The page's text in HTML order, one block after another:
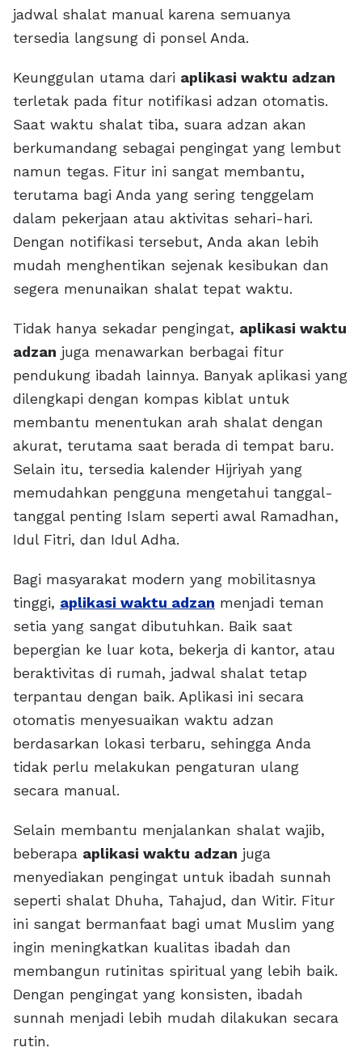
jadwal shalat manual karena semuanya
tersedia langsung di ponsel Anda.
Keunggulan utama dari aplikasi waktu adzan
terletak pada fitur notifikasi adzan otomatis.
Saat waktu shalat tiba, suara adzan akan
berkumandang sebagai pengingat yang lembut
namun tegas. Fitur ini sangat membantu,
terutama bagi Anda yang sering tenggelam
dalam pekerjaan atau aktivitas sehari-hari.
Dengan notifikasi tersebut, Anda akan lebih
mudah menghentikan sejenak kesibukan dan
segera menunaikan shalat tepat waktu.
Tidak hanya sekadar pengingat, aplikasi waktu
adzan juga menawarkan berbagai fitur
pendukung ibadah lainnya. Banyak aplikasi yang
dilengkapi dengan kompas kiblat untuk
membantu menentukan arah shalat dengan
akurat, terutama saat berada di tempat baru.
Selain itu, tersedia kalender Hijriyah yang
memudahkan pengguna mengetahui tanggal-
tanggal penting Islam seperti awal Ramadhan,
Idul Fitri, dan Idul Adha.
Bagi masyarakat modern yang mobilitasnya
tinggi, aplikasi waktu adzan menjadi teman
setia yang sangat dibutuhkan. Baik saat
bepergian ke luar kota, bekerja di kantor, atau
beraktivitas di rumah, jadwal shalat tetap
terpantau dengan baik. Aplikasi ini secara
otomatis menyesuaikan waktu adzan
berdasarkan lokasi terbaru, sehingga Anda
tidak perlu melakukan pengaturan ulang
secara manual.
Selain membantu menjalankan shalat wajib,
beberapa aplikasi waktu adzan juga
menyediakan pengingat untuk ibadah sunnah
seperti shalat Dhuha, Tahajud, dan Witir. Fitur
ini sangat bermanfaat bagi umat Muslim yang
ingin meningkatkan kualitas ibadah dan
membangun rutinitas spiritual yang lebih baik.
Dengan pengingat yang konsisten, ibadah
sunnah menjadi lebih mudah dilakukan secara
rutin.